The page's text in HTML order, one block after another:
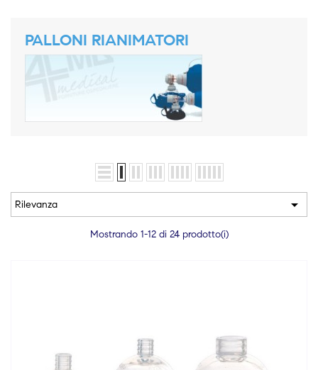
PALLONI RIANIMATORI
Rilevanza 
Mostrando 1-12 di 24 prodotto(i)